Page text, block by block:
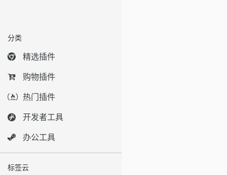
分类
精选插件
购物插件
热门插件
开发者工具
办公工具
标签云